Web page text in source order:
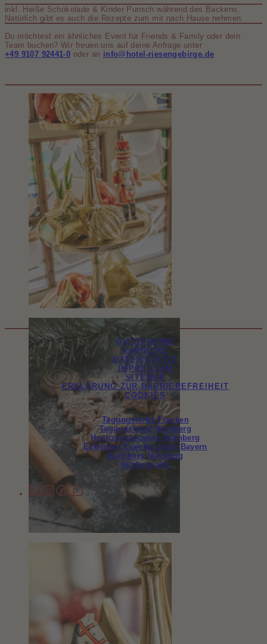
inkl. Heiße Schokolade & Kinder Punsch während des Backens.
Natürlich gibt es auch die Rezepte zum mit nach Hause nehmen.
Du möchtest ein ähnliches Event für Friends & Family oder dein
Team buchen? Wir freuen uns auf deine Anfrage unter
+49 9107 92441-0 oder an info@hotel-riesengebirge.de
GUTSCHEINE
KARRIERE
DATENSCHUTZ
IMPRESSUM
SITEMAP
ERKLÄRUNG ZUR BARRIEREFREIHEIT
COOKIES
Tagungshotel Franken
Tagungshotel Nürnberg
Hochzeitslocation Nürnberg
Exklusive Eventlocation Bayern
Kochkurs Nürnberg
Küchenparty